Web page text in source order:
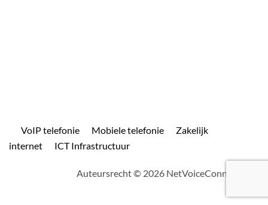
VoIP telefonie Mobiele telefonie
Zakelijk
internet
ICT Infrastructuur
Auteursrecht © 2026 NetVoiceConnect.com